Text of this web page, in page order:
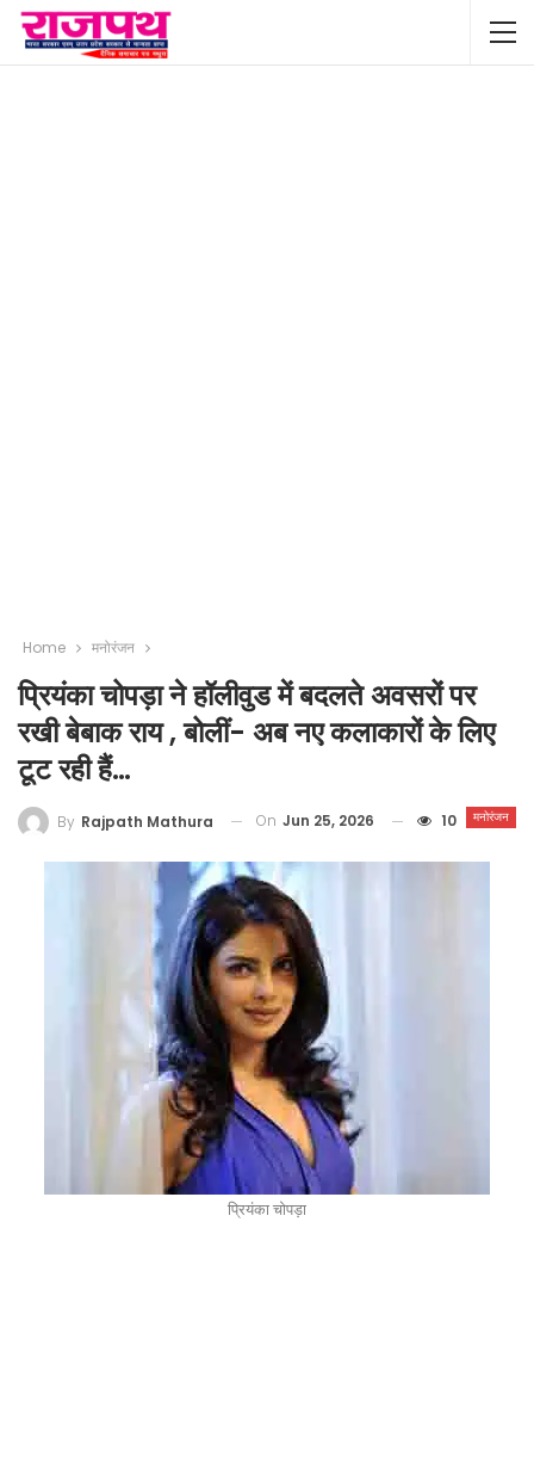
Home मनोरंजन
प्रियंका चोपड़ा ने हॉलीवुड में बदलते अवसरों पर
रखी बेबाक राय , बोलीं- अब नए कलाकारों के लिए
टूट रही हैं…
मनोरंजन
By Rajpath Mathura On Jun 25, 2026 10
प्रियंका चोपड़ा